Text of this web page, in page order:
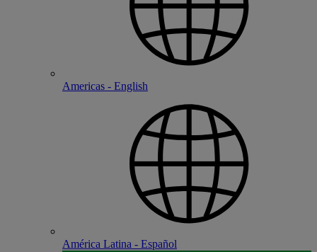
Americas - English
América Latina - Español